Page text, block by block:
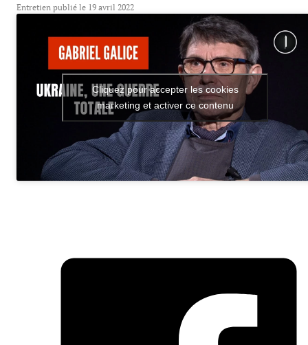
Entretien publié le 19 avril 2022
Cliquez pour accepter les cookies
marketing et activer ce contenu